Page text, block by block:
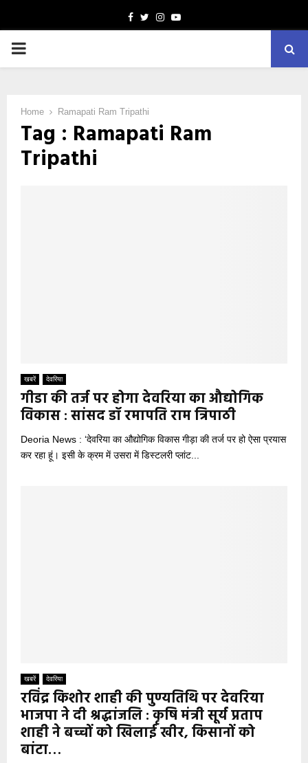
Facebook
TwitterInstagram
Youtube
PRIMARY
Home Ramapati Ram Tripathi
Tag : Ramapati Ram
Tripathi
खबरें देवरिया
गीडा की तर्ज पर होगा देवरिया का औद्योगिक
विकास : सांसद डॉ रमापति राम त्रिपाठी
Deoria News : ‘देवरिया का औद्योगिक विकास गीड़ा की तर्ज पर हो ऐसा प्रयास
कर रहा हूं। इसी के क्रम में उसरा में डिस्टलरी प्लांट...
खबरें देवरिया
रविंद्र किशोर शाही की पुण्यतिथि पर देवरिया
भाजपा ने दी श्रद्धांजलि : कृषि मंत्री सूर्य प्रताप
शाही ने बच्चों को खिलाई खीर, किसानों को
बांटा…